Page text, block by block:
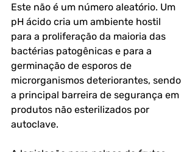
Este não é um número aleatório. Um
pH ácido cria um ambiente hostil
para a proliferação da maioria das
bactérias patogênicas e para a
germinação de esporos de
microrganismos deteriorantes, sendo
a principal barreira de segurança em
produtos não esterilizados por
autoclave.